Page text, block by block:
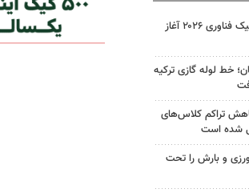
ثبت‌نام رقابت بزرگ المپیک فناوری ۲۰۲۶ آغاز
خط لوله گازی ترکیه
تراکم کلاس‌های
شده است
و بارش را تحت